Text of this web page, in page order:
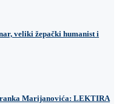
veliki žepački humanist i
Marijanovića: LEKTIRA